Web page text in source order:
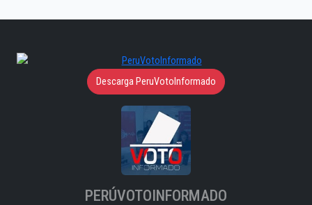
Descarga PeruVotoInformado
PERÚVOTOINFORMADO